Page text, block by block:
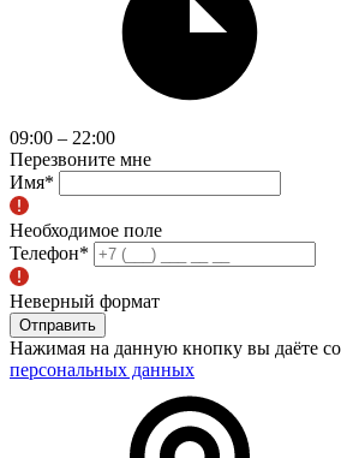
09:00 – 22:00
Перезвоните мне
Имя*
Необходимое поле
Телефон*
Неверный формат
Отправить
Нажимая на данную кнопку вы даёте
персональных данных